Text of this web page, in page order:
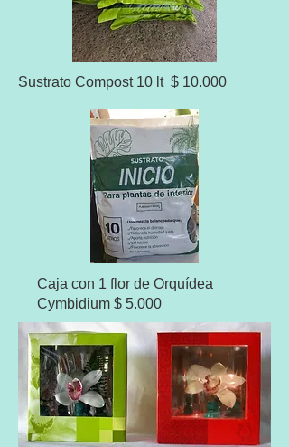
Sustrato Compost 10 lt $ 10.000
Caja con 1 flor de Orquídea
Cymbidium $ 5.000